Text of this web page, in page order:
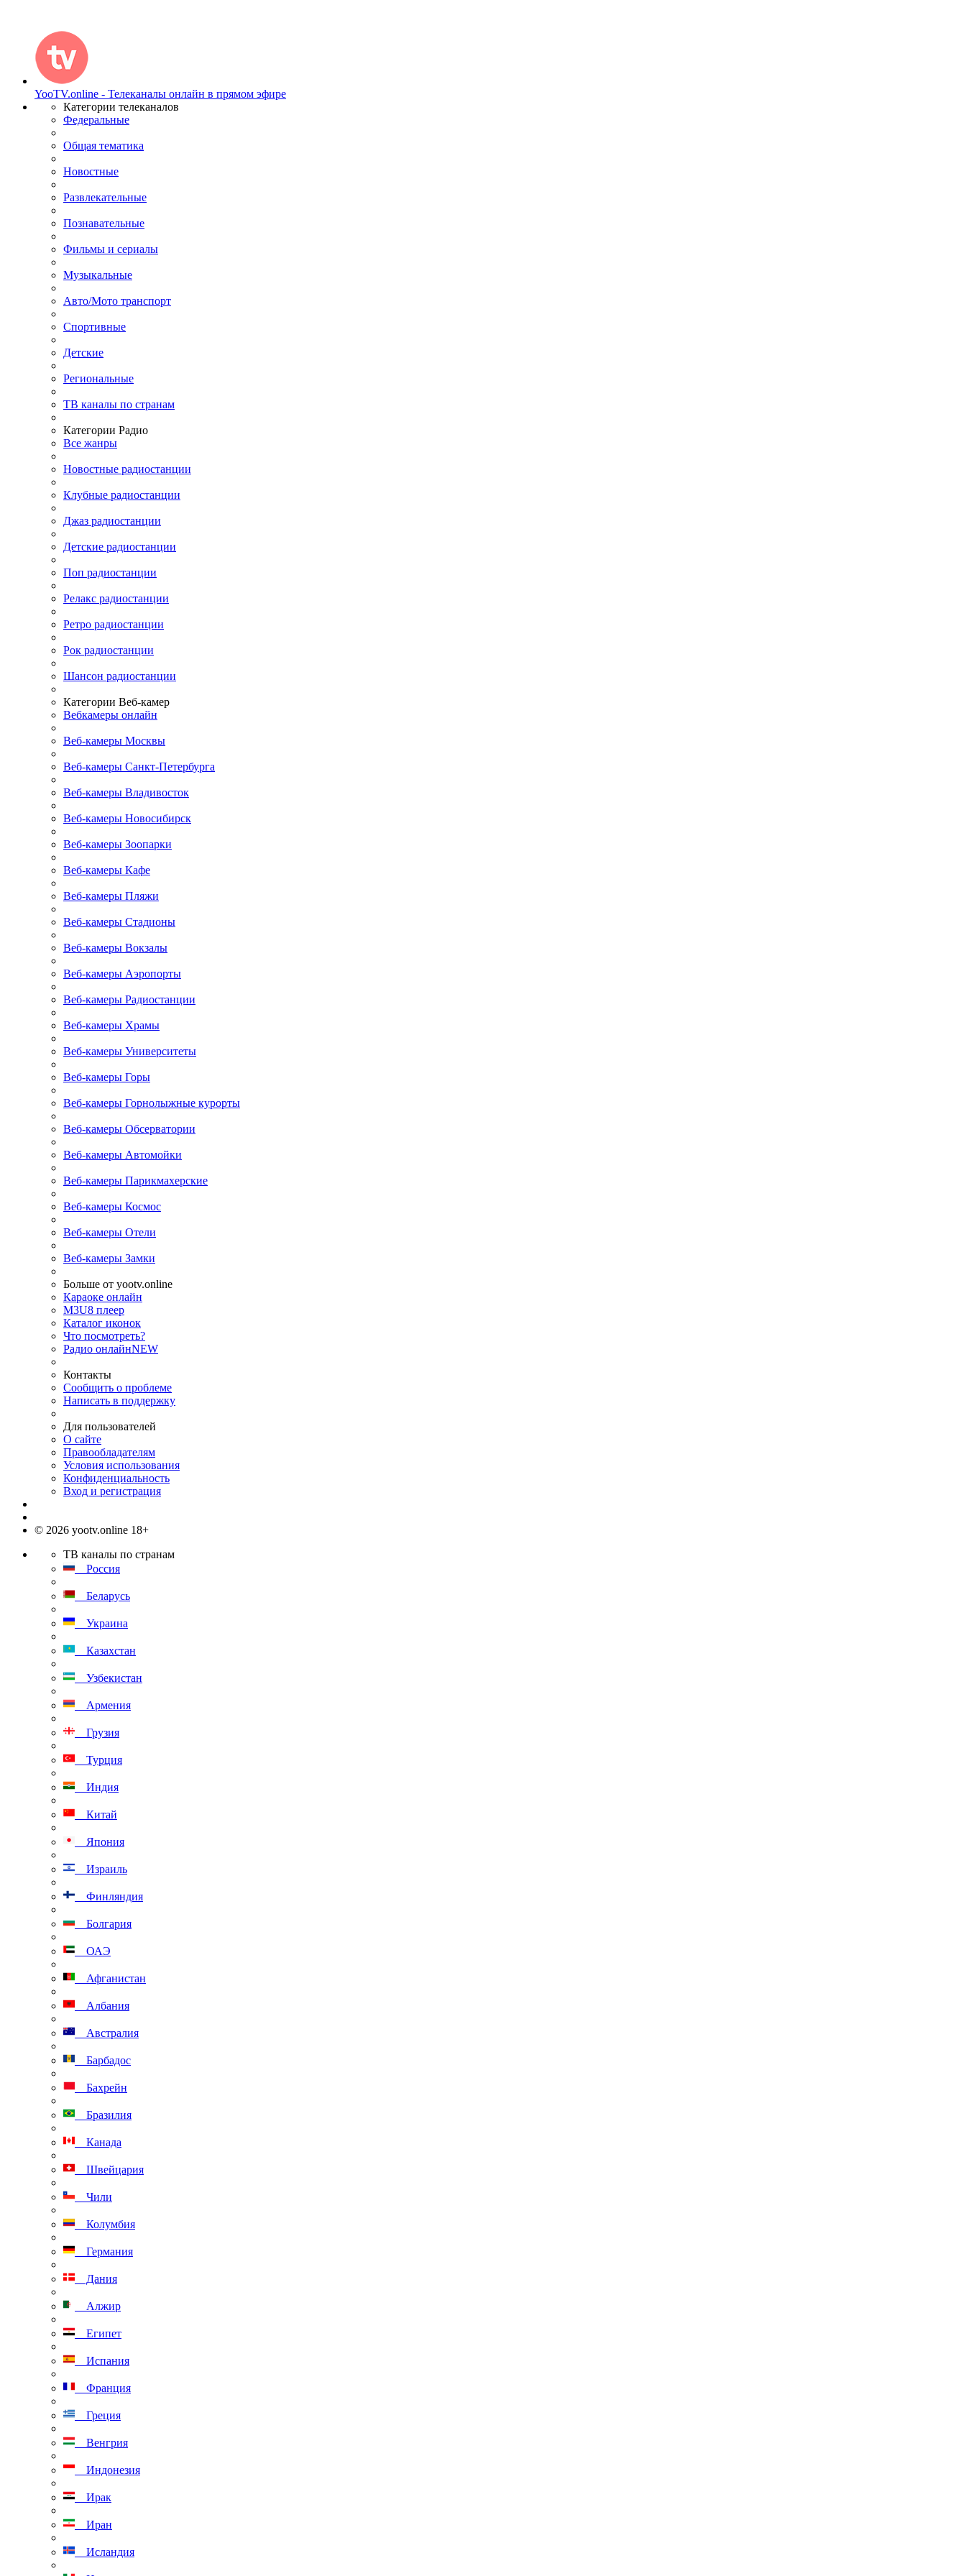
YooTV.online - Телеканалы онлайн в прямом эфире
Категории телеканалов
Федеральные
Общая тематика
Новостные
Развлекательные
Познавательные
Фильмы и сериалы
Музыкальные
Авто/Мото транспорт
Спортивные
Детские
Региональные
ТВ каналы по странам
Категории Радио
Все жанры
Новостные радиостанции
Клубные радиостанции
Джаз радиостанции
Детские радиостанции
Поп радиостанции
Релакс радиостанции
Ретро радиостанции
Рок радиостанции
Шансон радиостанции
Категории Веб-камер
Вебкамеры онлайн
Веб-камеры Москвы
Веб-камеры Санкт-Петербурга
Веб-камеры Владивосток
Веб-камеры Новосибирск
Веб-камеры Зоопарки
Веб-камеры Кафе
Веб-камеры Пляжи
Веб-камеры Стадионы
Веб-камеры Вокзалы
Веб-камеры Аэропорты
Веб-камеры Радиостанции
Веб-камеры Храмы
Веб-камеры Университеты
Веб-камеры Горы
Веб-камеры Горнолыжные курорты
Веб-камеры Обсерватории
Веб-камеры Автомойки
Веб-камеры Парикмахерские
Веб-камеры Космос
Веб-камеры Отели
Веб-камеры Замки
Больше от yootv.online
Караоке онлайн
M3U8 плеер
Каталог иконок
Что посмотреть?
Радио онлайнNEW
Контакты
Сообщить о проблеме
Написать в поддержку
Для пользователей
О сайте
Правообладателям
Условия использования
Конфиденциальность
Вход и регистрация
© 2026 yootv.online 18+
ТВ каналы по странам
Россия
Беларусь
Украина
Казахстан
Узбекистан
Армения
Грузия
Турция
Индия
Китай
Япония
Израиль
Финляндия
Болгария
ОАЭ
Афганистан
Албания
Австралия
Барбадос
Бахрейн
Бразилия
Канада
Швейцария
Чили
Колумбия
Германия
Дания
Алжир
Египет
Испания
Франция
Греция
Венгрия
Индонезия
Ирак
Иран
Исландия